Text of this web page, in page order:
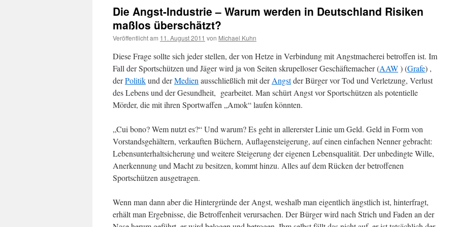
Die Angst-Industrie – Warum werden in Deutschland Risiken
maßlos überschätzt?
Veröffentlicht am 11. August 2011 von Michael Kuhn
Diese Frage sollte sich jeder stellen, der von Hetze in Verbindung mit Angstmacherei betroffen ist. Im
Fall der Sportschützen und Jäger wird ja von Seiten skrupelloser Geschäftemacher (AAW) (Grafe) ,
derPolitikund derMedien ausschließlich mit derAngstder Bürger vor Tod und Verletzung, Verlust
des Lebens und der Gesundheit, gearbeitet. Man schürt Angst vor Sportschützen als potentielle
Mörder, die mit ihren Sportwaffen „Amok“ laufen könnten.
„Cui bono? Wem nutzt es?“ Und warum? Es geht in allererster Linie um Geld. Geld in Form von
Vorstandsgehältern, verkauften Büchern, Auflagensteigerung, auf einen einfachen Nenner gebracht:
Lebensunterhaltsicherung und weitere Steigerung der eigenen Lebensqualität. Der unbedingte Wille,
Anerkennung und Macht zu besitzen, kommt hinzu. Alles auf dem Rücken der betroffenen
Sportschützen ausgetragen.
Wenn man dann aber die Hintergründe der Angst, weshalb man eigentlich ängstlich ist, hinterfragt,
erhält man Ergebnisse, die Betroffenheit verursachen. Der Bürger wird nach Strich und Faden an der